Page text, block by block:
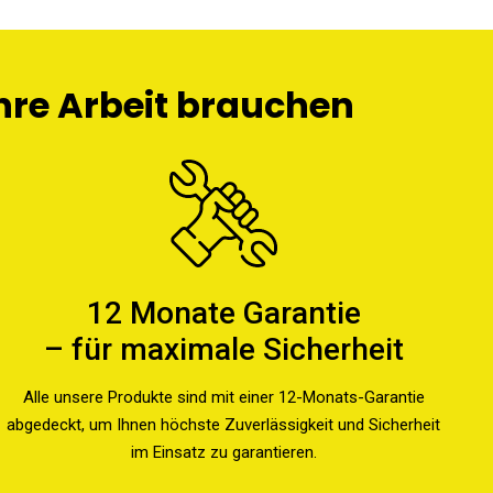
Arbeit brauchen
12 Monate Garantie
– für maximale Sicherheit
Alle unsere Produkte sind mit einer 12-Monats-Garantie
abgedeckt, um Ihnen höchste Zuverlässigkeit und Sicherheit
im Einsatz zu garantieren.